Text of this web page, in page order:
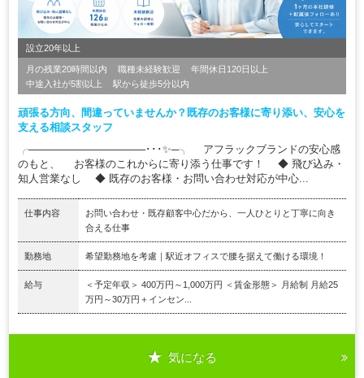
設立20年以上
月の残業20時間以内 職種未経験歓迎
年間休日120日以上
中途入社が5割以上
駅から徒歩5分以内
頑張る方向、間違っていませんか？既存のお客様に寄り添い、安心を
支える相談スタッフ
╭────────────────･･･✨─╮ アフラックブランドの安心感
のもと、 お客様のこれからに寄り添う仕事です！ ◆ 飛び込み・
知人営業なし ◆ 既存のお客様・お問い合わせ対応が中心...
仕事内容
お問い合わせ・既存顧客中心だから、一人ひとりと丁寧に向き
合える仕事
勤務地 希望勤務地を考慮｜駅近オフィスで腰を据えて働ける環境！
給与
＜予定年収＞ 400万円～1,000万円 ＜賃金形態＞ 月給制 月給25
万円～30万円＋インセン...
気になる